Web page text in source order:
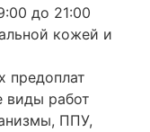
до 21:00
кожей и
предоплат
виды работ
ППУ,